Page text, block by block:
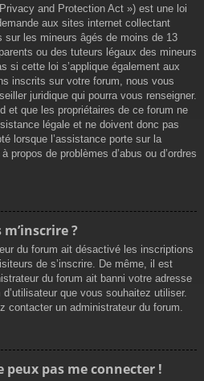
and Protection Act ») est une loi
aux sites internet collectant
sur les mineurs âgés de moins de 13
ou des tuteurs légaux des mineurs
si cette loi s’applique également aux
inscrits sur votre forum, nous vous
juridique qui pourra vous renseigner.
et que les propriétaires de ce forum ne
légale et ne doivent donc pas
lorsque l’assistance porte sur la
propos de problèmes d’abus ou d’ordres
?
du forum ait désactivé les inscriptions
de s’inscrire. De même, il est
du forum ait banni votre adresse
que vous souhaitez utiliser.
contacter un administrateur du forum.
peux pas me connecter !